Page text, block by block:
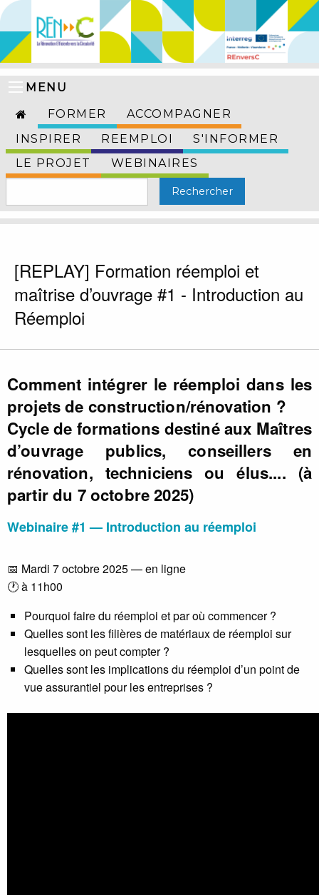
MENU
FORMER
ACCOMPAGNER
INSPIRER
REEMPLOI
S'INFORMER
LE PROJET
WEBINAIRES
[REPLAY] Formation réemploi et
maîtrise d’ouvrage #1 - Introduction au
Réemploi
Comment intégrer le réemploi dans les
projets de construction/rénovation ?
Cycle de formations destiné aux Maîtres
d’ouvrage publics, conseillers en
rénovation, techniciens ou élus.... (à
partir du 7 octobre 2025)
Webinaire #1 — Introduction au réemploi
📅 Mardi 7 octobre 2025 — en ligne
🕐 à 11h00
Pourquoi faire du réemploi et par où commencer ?
Quelles sont les filières de matériaux de réemploi sur
lesquelles on peut compter ?
Quelles sont les implications du réemploi d’un point de
vue assurantiel pour les entreprises ?